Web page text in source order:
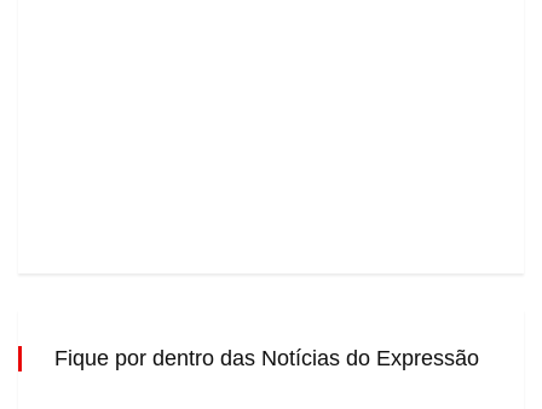
Fique por dentro das Notícias do Expressão